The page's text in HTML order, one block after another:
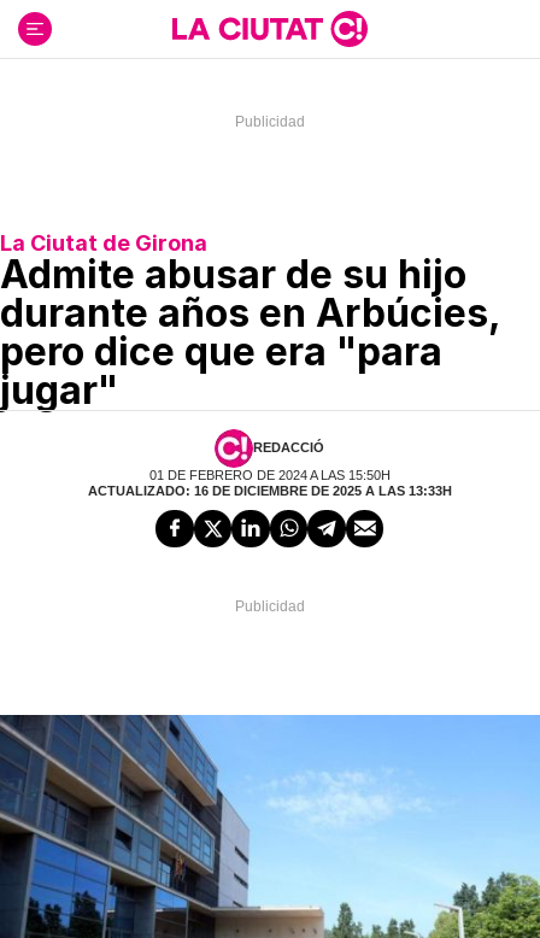
contenido
La Ciutat de Girona
Admite abusar de su hijo
durante años en Arbúcies,
pero dice que era "para
jugar"
REDACCIÓ
01 DE FEBRERO DE 2024 A LAS 15:50H
ACTUALIZADO: 16 DE DICIEMBRE DE 2025 A LAS 13:33H